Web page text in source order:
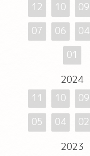
12
10 09
07
06 04
01
2024
11
10 09
05
04 02
2023